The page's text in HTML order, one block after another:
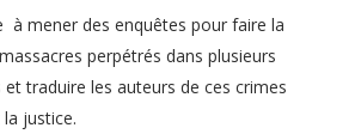
à mener des enquêtes pour faire la
perpétrés dans plusieurs
traduire les auteurs de ces crimes
justice.